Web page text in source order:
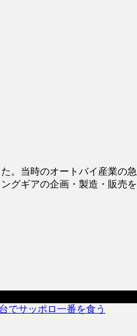
。当時のオートバイ産業
グギアの企画・製造・販